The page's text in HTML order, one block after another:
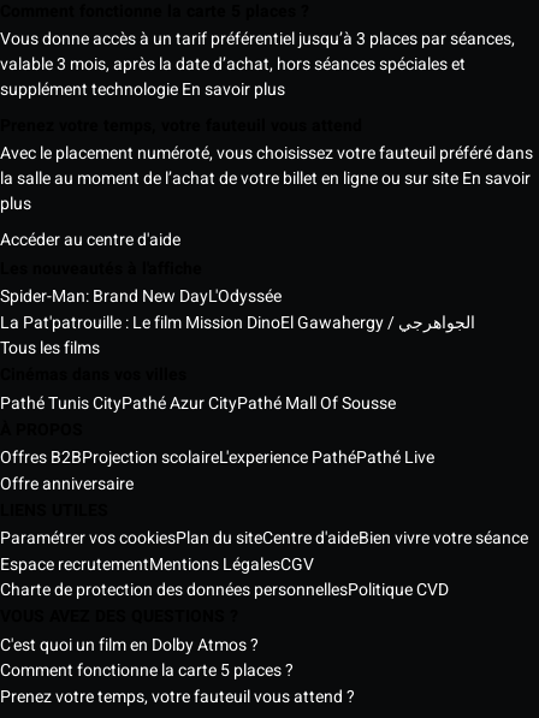
Vous donne accès à un tarif préférentiel jusqu’à 3 places par séances,
valable 3 mois, après la date d’achat, hors séances spéciales et
supplément technologieEn savoir plus
Avec le placement numéroté, vous choisissez votre fauteuil préféré dans
la salle au moment de l’achat de votre billet en ligne ou sur siteEn savoir
plus
Accéder au centre d'aide
Spider-Man: Brand New DayL'Odyssée
La Pat'patrouille : Le film Mission Dino
El Gawahergy / الجواهرجي
Tous les films
Pathé Tunis CityPathé Azur CityPathé Mall Of Sousse
Offres B2BProjection scolaireL'experience PathéPathé Live
Offre anniversaire
Paramétrer vos cookiesPlan du siteCentre d'aideBien vivre votre séance
Espace recrutementMentions LégalesCGV
Charte de protection des données personnellesPolitique CVD
C'est quoi un film en Dolby Atmos ?
Comment fonctionne la carte 5 places ?
Prenez votre temps, votre fauteuil vous attend ?